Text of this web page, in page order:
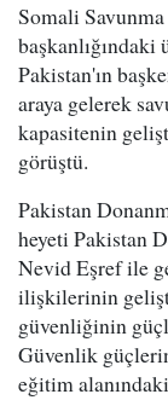
Somali
Pakistan'ın
araya gelerek
kapasitenin
görüştü.
Pakistan
heyeti Pakistan
Nevid Eşref ile
ilişkilerinin
güvenliğinin
Güvenlik
eğitim